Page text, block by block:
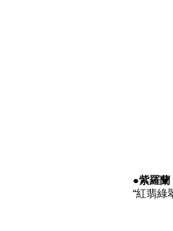
●紫羅蘭
“紅翡綠